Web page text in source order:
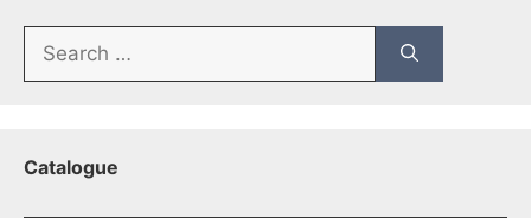
Search
Catalogue